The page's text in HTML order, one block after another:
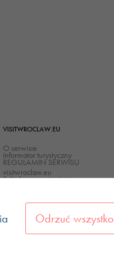
VISITWROCLAW.EU
O serwisie
Informator turystyczny
REGULAMIN SERWISU
visitwroclaw.eu
Polityka prywatności
Odrzuć wszystko